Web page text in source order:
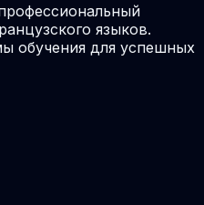
языков.
обучения для успешных